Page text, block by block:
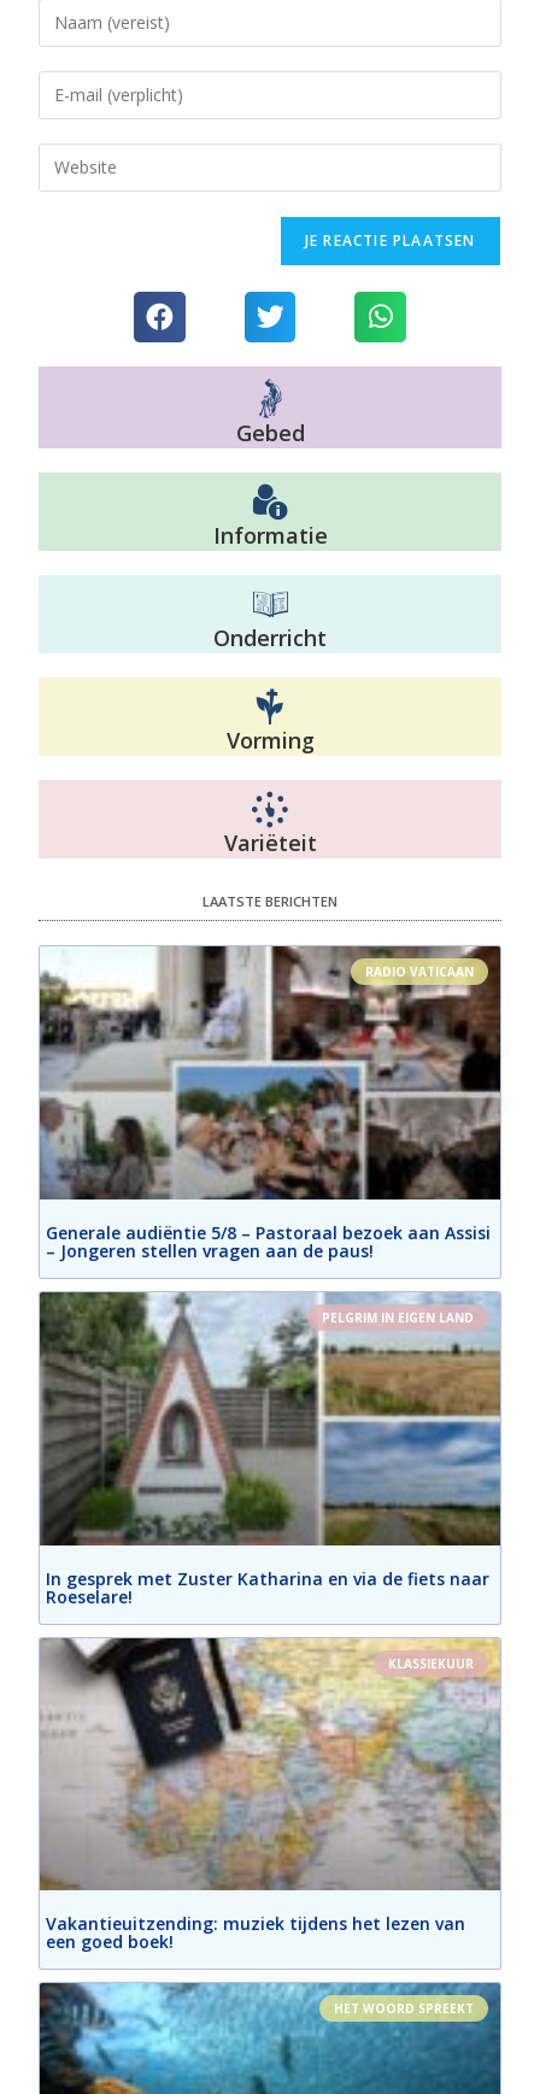
Gebed
Informatie
Onderricht
Vorming
Variëteit
LAATSTE BERICHTEN
RADIO VATICAAN
Generale audiëntie 5/8 – Pastoraal bezoek aan Assisi
– Jongeren stellen vragen aan de paus!
PELGRIM IN EIGEN LAND
In gesprek met Zuster Katharina en via de fiets naar
Roeselare!
KLASSIEKUUR
Vakantieuitzending: muziek tijdens het lezen van
een goed boek!
HET WOORD SPREEKT